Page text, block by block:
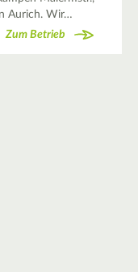
Aurich. Wir…
Zum Betrieb